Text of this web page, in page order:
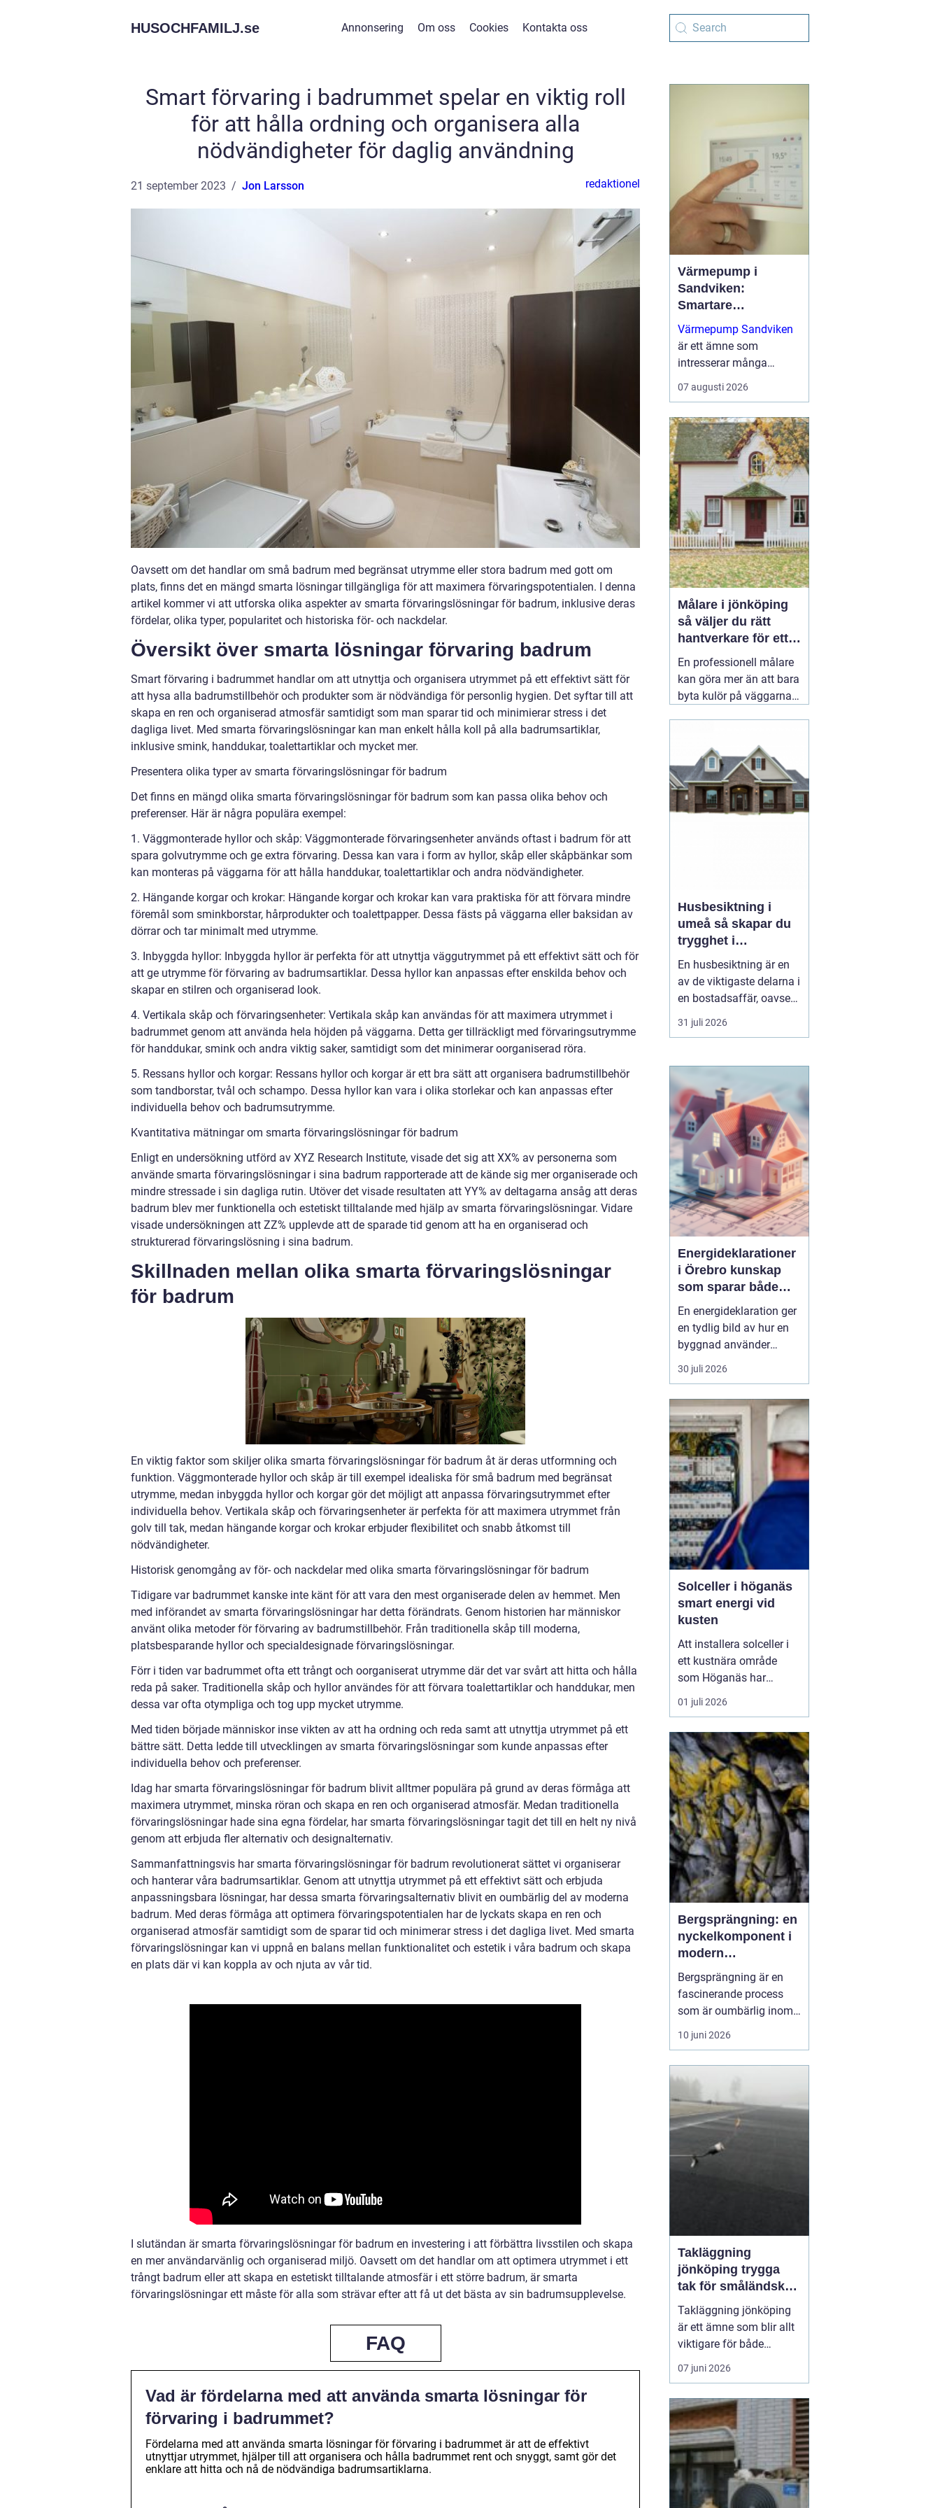
HUSOCHFAMILJ.se Annonsering Om oss Cookies Kontakta oss
Smart förvaring i badrummet spelar en viktig roll
för att hålla ordning och organisera alla
nödvändigheter för daglig användning
21 september 2023 Jon Larsson redaktionel
Oavsett om det handlar om små badrum med begränsat utrymme eller stora badrum med gott om
plats, finns det en mängd smarta lösningar tillgängliga för att maximera förvaringspotentialen. I denna
artikel kommer vi att utforska olika aspekter av smarta förvaringslösningar för badrum, inklusive deras
fördelar, olika typer, popularitet och historiska för- och nackdelar.
Översikt över smarta lösningar förvaring badrum
Smart förvaring i badrummet handlar om att utnyttja och organisera utrymmet på ett effektivt sätt för
att hysa alla badrumstillbehör och produkter som är nödvändiga för personlig hygien. Det syftar till att
skapa en ren och organiserad atmosfär samtidigt som man sparar tid och minimierar stress i det
dagliga livet. Med smarta förvaringslösningar kan man enkelt hålla koll på alla badrumsartiklar,
inklusive smink, handdukar, toalettartiklar och mycket mer.
Presentera olika typer av smarta förvaringslösningar för badrum
Det finns en mängd olika smarta förvaringslösningar för badrum som kan passa olika behov och
preferenser. Här är några populära exempel:
1. Väggmonterade hyllor och skåp: Väggmonterade förvaringsenheter används oftast i badrum för att
spara golvutrymme och ge extra förvaring. Dessa kan vara i form av hyllor, skåp eller skåpbänkar som
kan monteras på väggarna för att hålla handdukar, toalettartiklar och andra nödvändigheter.
2. Hängande korgar och krokar: Hängande korgar och krokar kan vara praktiska för att förvara mindre
föremål som sminkborstar, hårprodukter och toalettpapper. Dessa fästs på väggarna eller baksidan av
dörrar och tar minimalt med utrymme.
3. Inbyggda hyllor: Inbyggda hyllor är perfekta för att utnyttja väggutrymmet på ett effektivt sätt och för
att ge utrymme för förvaring av badrumsartiklar. Dessa hyllor kan anpassas efter enskilda behov och
skapar en stilren och organiserad look.
4. Vertikala skåp och förvaringsenheter: Vertikala skåp kan användas för att maximera utrymmet i
badrummet genom att använda hela höjden på väggarna. Detta ger tillräckligt med förvaringsutrymme
för handdukar, smink och andra viktig saker, samtidigt som det minimerar oorganiserad röra.
5. Ressans hyllor och korgar: Ressans hyllor och korgar är ett bra sätt att organisera badrumstillbehör
som tandborstar, tvål och schampo. Dessa hyllor kan vara i olika storlekar och kan anpassas efter
individuella behov och badrumsutrymme.
Kvantitativa mätningar om smarta förvaringslösningar för badrum
Enligt en undersökning utförd av XYZ Research Institute, visade det sig att XX% av personerna som
använde smarta förvaringslösningar i sina badrum rapporterade att de kände sig mer organiserade och
mindre stressade i sin dagliga rutin. Utöver det visade resultaten att YY% av deltagarna ansåg att deras
badrum blev mer funktionella och estetiskt tilltalande med hjälp av smarta förvaringslösningar. Vidare
visade undersökningen att ZZ% upplevde att de sparade tid genom att ha en organiserad och
strukturerad förvaringslösning i sina badrum.
Skillnaden mellan olika smarta förvaringslösningar
för badrum
En viktig faktor som skiljer olika smarta förvaringslösningar för badrum åt är deras utformning och
funktion. Väggmonterade hyllor och skåp är till exempel idealiska för små badrum med begränsat
utrymme, medan inbyggda hyllor och korgar gör det möjligt att anpassa förvaringsutrymmet efter
individuella behov. Vertikala skåp och förvaringsenheter är perfekta för att maximera utrymmet från
golv till tak, medan hängande korgar och krokar erbjuder flexibilitet och snabb åtkomst till
nödvändigheter.
Historisk genomgång av för- och nackdelar med olika smarta förvaringslösningar för badrum
Tidigare var badrummet kanske inte känt för att vara den mest organiserade delen av hemmet. Men
med införandet av smarta förvaringslösningar har detta förändrats. Genom historien har människor
använt olika metoder för förvaring av badrumstillbehör. Från traditionella skåp till moderna,
platsbesparande hyllor och specialdesignade förvaringslösningar.
Förr i tiden var badrummet ofta ett trångt och oorganiserat utrymme där det var svårt att hitta och hålla
reda på saker. Traditionella skåp och hyllor användes för att förvara toalettartiklar och handdukar, men
dessa var ofta otympliga och tog upp mycket utrymme.
Med tiden började människor inse vikten av att ha ordning och reda samt att utnyttja utrymmet på ett
bättre sätt. Detta ledde till utvecklingen av smarta förvaringslösningar som kunde anpassas efter
individuella behov och preferenser.
Idag har smarta förvaringslösningar för badrum blivit alltmer populära på grund av deras förmåga att
maximera utrymmet, minska röran och skapa en ren och organiserad atmosfär. Medan traditionella
förvaringslösningar hade sina egna fördelar, har smarta förvaringslösningar tagit det till en helt ny nivå
genom att erbjuda fler alternativ och designalternativ.
Sammanfattningsvis har smarta förvaringslösningar för badrum revolutionerat sättet vi organiserar
och hanterar våra badrumsartiklar. Genom att utnyttja utrymmet på ett effektivt sätt och erbjuda
anpassningsbara lösningar, har dessa smarta förvaringsalternativ blivit en oumbärlig del av moderna
badrum. Med deras förmåga att optimera förvaringspotentialen har de lyckats skapa en ren och
organiserad atmosfär samtidigt som de sparar tid och minimerar stress i det dagliga livet. Med smarta
förvaringslösningar kan vi uppnå en balans mellan funktionalitet och estetik i våra badrum och skapa
en plats där vi kan koppla av och njuta av vår tid.
I slutändan är smarta förvaringslösningar för badrum en investering i att förbättra livsstilen och skapa
en mer användarvänlig och organiserad miljö. Oavsett om det handlar om att optimera utrymmet i ett
trångt badrum eller att skapa en estetiskt tilltalande atmosfär i ett större badrum, är smarta
förvaringslösningar ett måste för alla som strävar efter att få ut det bästa av sin badrumsupplevelse.
FAQ
Vad är fördelarna med att använda smarta lösningar för
förvaring i badrummet?
Fördelarna med att använda smarta lösningar för förvaring i badrummet är att de effektivt
utnyttjar utrymmet, hjälper till att organisera och hålla badrummet rent och snyggt, samt gör det
enklare att hitta och nå de nödvändiga badrumsartiklarna.
Värmepump i
Sandviken:
Smartare
uppvärmning för
villa och fastighet
Värmepump Sandviken
är ett ämne som
intresserar många
villaägare och
fastighetsägare som vill
uppvärmningskostnader
och få ett ...
07 augusti 2026
Målare i jönköping
så väljer du rätt
hantverkare för ett
hållbart resultat
En professionell målare
kan göra mer än att bara
byta kulör på väggarna.
slitage och fukt, lyfter
helhetsintrycket och kan
till och med höja värdet
på bostaden. När någon
letar efter01 augusti
Husbesiktning i
umeå så skapar du
trygghet i
bostadsaffären
En husbesiktning är en
av de viktigaste delarna i
en bostadsaffär, oavsett
om du köper eller säljer.
För den som bor i eller
inte bara om att följa
lagen och uppfylla
undersökningsplikten.
Det handlar lika mycket
om att förstå ...
31 juli 2026
Energideklarationer
i Örebro kunskap
som sparar både
energi och pengar
En energideklaration ger
en tydlig bild av hur en
byggnad använder
energi. Den visar hur
mycket energi som går
varmvatten och
fastighetsel, och vilka
åtgärder som kan göra
huset mer effektivt. I
Örebro, där klimatet
ställer krav ...
30 juli 2026
Solceller i höganäs
smart energi vid
kusten
Att installera solceller i
ett kustnära område
som Höganäs har
många fördelar. Du får
lägre elkostnader,
klimatpåverkan och gör
din fastighet mer
attraktiv. Samtidigt finns
det lokala
förutsättningar att ta
hänsyn till: vind, salt luft,
t...
01 juli 2026
Bergsprängning: en
nyckelkomponent i
modern
konstruktion
Bergsprängning är en
fascinerande process
som är oumbärlig inom
bygg- och
anläggningsindustrin.
kombination av teknik
bergstruktur, gör
bergsprängning det
möjligt att forma
landskap ...
10 juni 2026
Takläggning
jönköping trygga
tak för småländskt
väder
Takläggning jönköping
är ett ämne som blir allt
viktigare för både
villaägare och
fastighetsägare i
växlande regn, snö, is
och starka vindar ställer
höga krav på takets
konstruktion, materialval
och utförande. Ett
genomtänkt ta...
07 juni 2026